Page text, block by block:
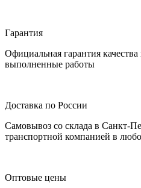
Гарантия
Официальная гарантия
выполненные работы
Доставка по России
Самовывоз со склада в Санкт-
транспортной компанией в
Оптовые цены